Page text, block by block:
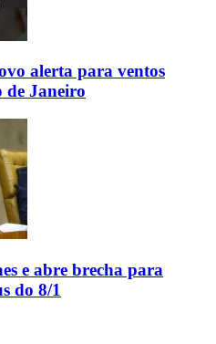
alerta para ventos
de Janeiro
e abre brecha para
do 8/1